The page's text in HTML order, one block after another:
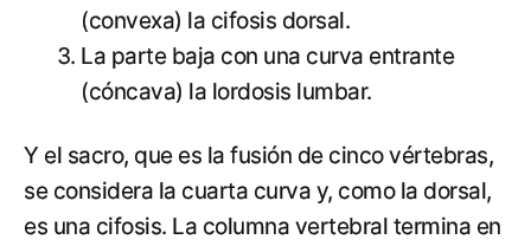
(convexa) la cifosis dorsal.
La parte baja con una curva entrante
(cóncava) la lordosis lumbar.
Y el sacro, que es la fusión de cinco vértebras,
se considera la cuarta curva y, como la dorsal,
es una cifosis. La columna vertebral termina en